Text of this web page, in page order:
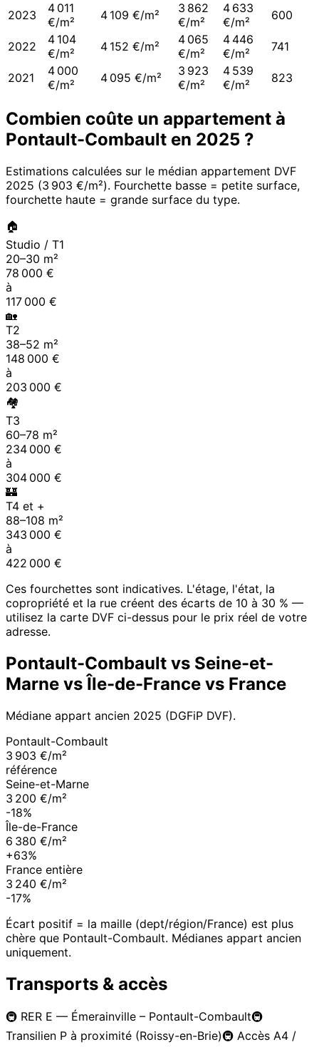
2023
4 011
€/m²
4 109 €/m²
3 862
€/m²
4 633
€/m²
600
2022
4 104
€/m²
4 152 €/m²
4 065
€/m²
4 446
€/m²
741
2021
4 000
€/m²
4 095 €/m²
3 923
€/m²
4 539
€/m²
823
Combien coûte un appartement à
Pontault-Combault en 2025 ?
Estimations calculées sur le médian appartement DVF
2025 (3 903 €/m²). Fourchette basse = petite surface,
fourchette haute = grande surface du type.
🏠
Studio / T1
20–30 m²
78 000 €
à
117 000 €
🏡
T2
38–52 m²
148 000 €
à
203 000 €
🏘
T3
60–78 m²
234 000 €
à
304 000 €
🏰
T4 et +
88–108 m²
343 000 €
à
422 000 €
Ces fourchettes sont indicatives. L'étage, l'état, la
copropriété et la rue créent des écarts de 10 à 30 % —
utilisez la carte DVF ci-dessus pour le prix réel de votre
adresse.
Pontault-Combault vs Seine-et-
Marne vs Île-de-France vs France
Médiane appart ancien 2025 (DGFiP DVF).
Pontault-Combault
3 903 €/m²
référence
Seine-et-Marne
3 200 €/m²
-18%
Île-de-France
6 380 €/m²
+63%
France entière
3 240 €/m²
-17%
Écart positif = la maille (dept/région/France) est plus
chère que Pontault-Combault. Médianes appart ancien
uniquement.
Transports & accès
🚇 RER E — Émerainville – Pontault-Combault🚇
Transilien P à proximité (Roissy-en-Brie)🚇 Accès A4 /